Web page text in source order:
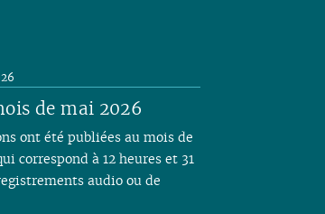
de mai 2026
ont été publiées au mois de
correspond à 12 heures et 31
audio ou de